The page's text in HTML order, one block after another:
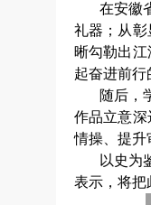
在安徽
礼器；从
晰勾勒出
起奋进前行
随后，
作品立意
情操、提升
以史为
表示，将把